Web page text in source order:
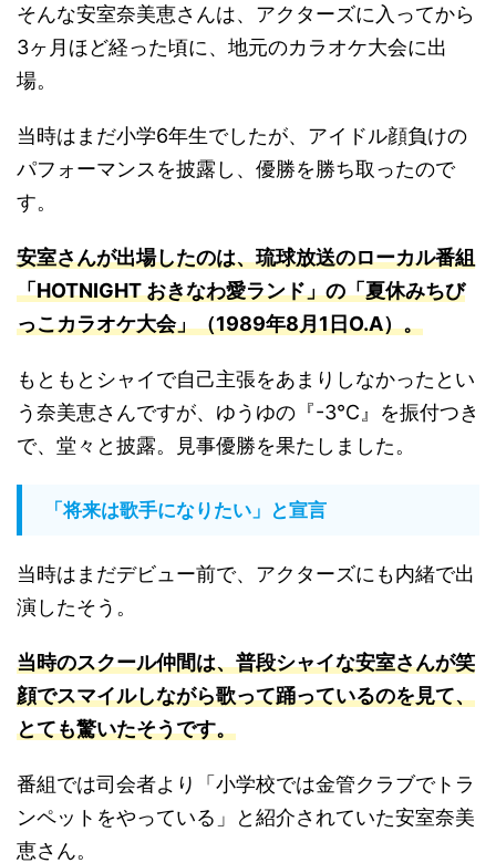
そんな安室奈美恵さんは、アクターズに入ってから
3ヶ月ほど経った頃に、地元のカラオケ大会に出
場。
当時はまだ小学6年生でしたが、アイドル顔負けの
パフォーマンスを披露し、優勝を勝ち取ったので
す。
安室さんが出場したのは、琉球放送のローカル番組
「HOTNIGHT おきなわ愛ランド」の「夏休みちび
っこカラオケ大会」（1989年8月1日O.A）。
もともとシャイで自己主張をあまりしなかったとい
う奈美恵さんですが、ゆうゆの『-3℃』を振付つき
で、堂々と披露。見事優勝を果たしました。
「将来は歌手になりたい」と宣言
当時はまだデビュー前で、アクターズにも内緒で出
演したそう。
当時のスクール仲間は、普段シャイな安室さんが笑
顔でスマイルしながら歌って踊っているのを見て、
とても驚いたそうです。
番組では司会者より「小学校では金管クラブでトラ
ンペットをやっている」と紹介されていた安室奈美
恵さん。